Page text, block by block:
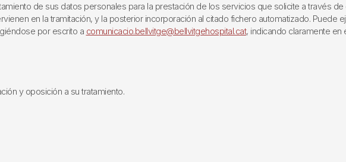
de sus datos personales para la prestación de los servicios que solicite a través de
en la tramitación, y la posterior incorporación al citado fichero automatizado. Puede
por escrito a comunicacio.bellvitge@bellvitgehospital.cat, indicando claramente en
y oposición a su tratamiento.